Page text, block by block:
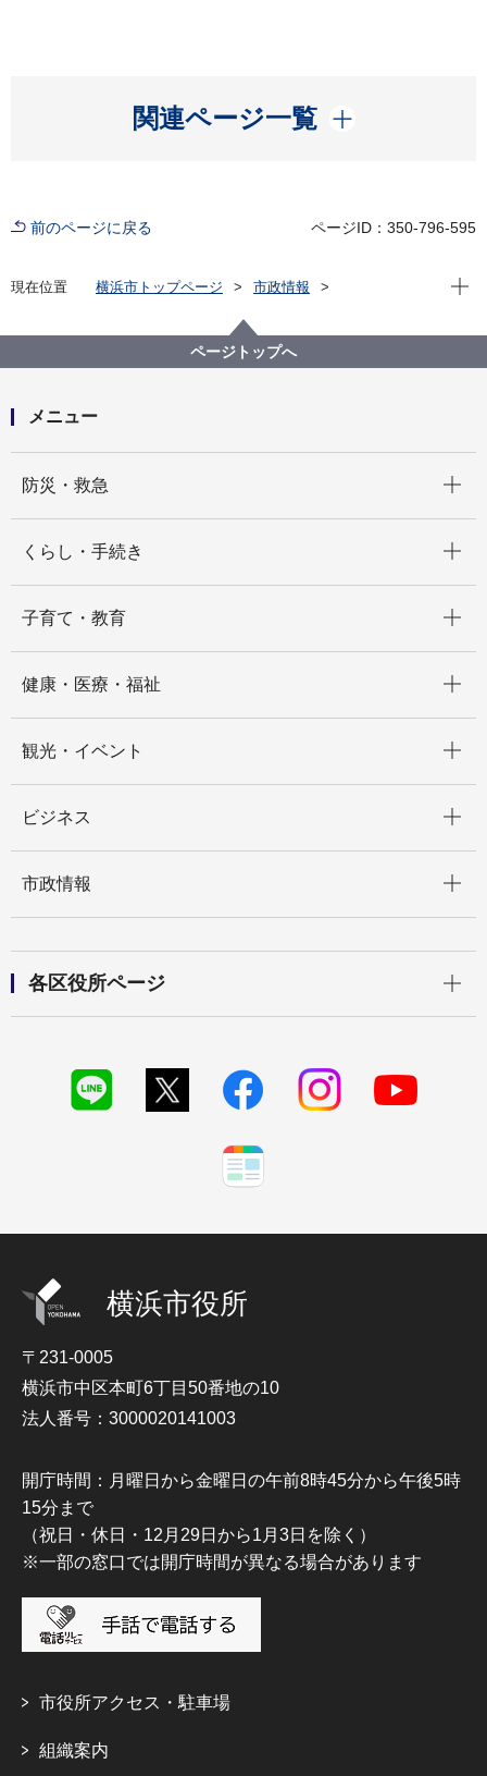
関連ページ一覧
開く
前のページに戻る ページID：350-796-595
現在位置 横浜市トップページ
市政情報
令和７年７月１日付け、７月８日付け人事異動
現在
ページトップへ
メニュー
防災・救急
くらし・手続き
子育て・教育
健康・医療・福祉
観光・イベント
ビジネス
市政情報
各区役所ページ
横浜市役所
〒231-0005
横浜市中区本町6丁目50番地の10
法人番号：3000020141003
開庁時間：月曜日から金曜日の午前8時45分から午後5時
15分まで
（祝日・休日・12月29日から1月3日を除く）
※一部の窓口では開庁時間が異なる場合があります
市役所アクセス・駐車場
組織案内